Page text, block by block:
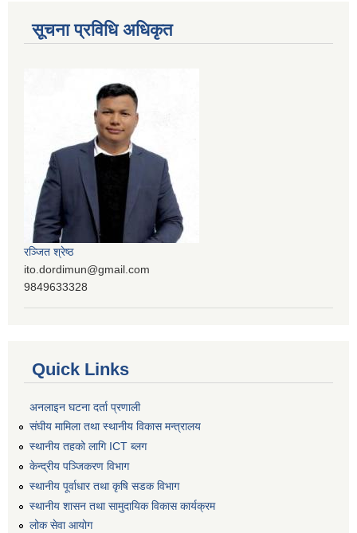
सूचना प्रविधि अधिकृत
रञ्‍जित श्रेष्ठ
ito.dordimun@gmail.com
9849633328
Quick Links
अनलाइन घटना दर्ता प्रणाली
संघीय मामिला तथा स्थानीय विकास मन्त्रालय
स्थानीय तहको लागि ICT ब्लग
केन्द्रीय पञ्जिकरण विभाग
स्थानीय पूर्वाधार तथा कृषि सडक विभाग
स्थानीय शासन तथा सामुदायिक विकास कार्यक्रम
लोक सेवा आयोग